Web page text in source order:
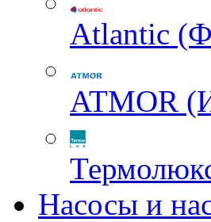
Atlantic
ATMOR
Насосы и